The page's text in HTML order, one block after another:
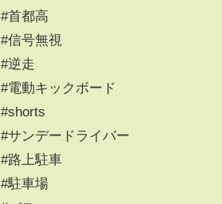
#首都高
#信号無視
#逆走
#電動キックボード
#shorts
#サンデードライバー
#路上駐車
#駐車場